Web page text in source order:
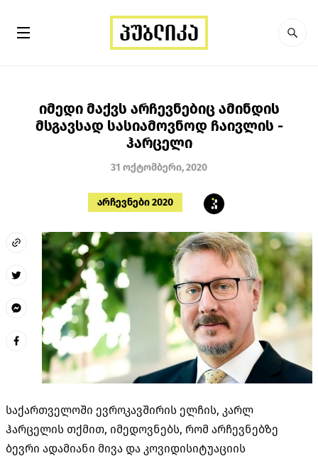
იმედი მაქვს არჩევნებიც ამინდის
მსგავსად სასიამოვნოდ ჩაივლის -
ჰარცელი
31 ოქტომბერი, 2020
არჩევნები 2020
საქართველოში ევროკავშირის ელჩის, კარლ
ჰარცელის თქმით, იმედოვნებს, რომ არჩევნებზე
ბევრი ადამიანი მივა და კოვიდისიტუაციის